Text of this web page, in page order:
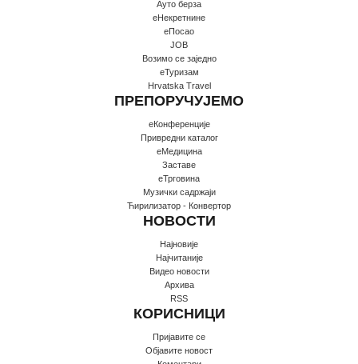
Ауто берза
еНекретнине
еПосао
JOB
Возимо се заједно
еТуризам
Hrvatska Travel
ПРЕПОРУЧУЈЕМО
еКонференције
Привредни каталог
еМедицина
Заставе
еТрговина
Музички садржаји
Ћирилизатор - Конвертор
НОВОСТИ
Најновије
Најчитаније
Видео новости
Архива
RSS
КОРИСНИЦИ
Пријавите се
Oбјавите новост